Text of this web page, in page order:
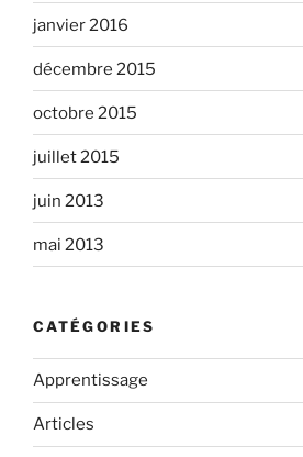
janvier 2016
décembre 2015
octobre 2015
juillet 2015
juin 2013
mai 2013
CATÉGORIES
Apprentissage
Articles